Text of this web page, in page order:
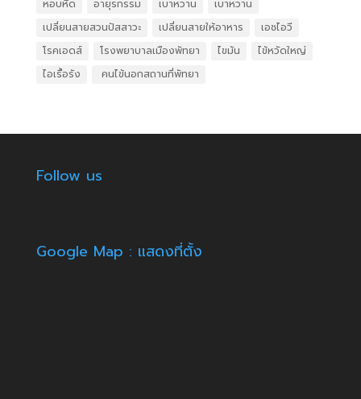
หอบหืด
อายุรกรรม เบาหวาน
เบาหวาน
เปลี่ยนสายสวนปัสสาวะ
เปลี่ยนสายให้อาหาร
เอชไอวี
โรคเอดส์
โรงพยาบาลเมืองพัทยา ไขมัน
ไข้หวัดใหญ่
ไอเรื้อรัง
​ คนไข้นอกสถานที่พัทยา
Follow us
Google Map : แสดงที่ตั้ง